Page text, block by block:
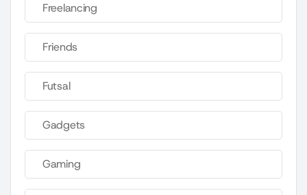
Freelancing
Friends
Futsal
Gadgets
Gaming